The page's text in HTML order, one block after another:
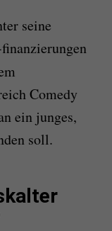
seine
Comedy
ein junges,
soll.